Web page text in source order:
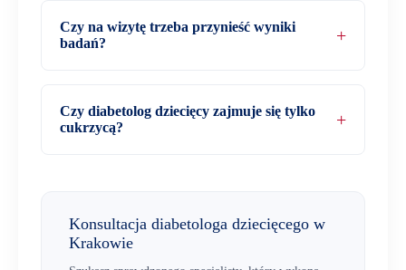
Czy na wizytę trzeba przynieść wyniki
badań?
Czy diabetolog dziecięcy zajmuje się tylko
cukrzycą?
Konsultacja diabetologa dziecięcego w
Krakowie